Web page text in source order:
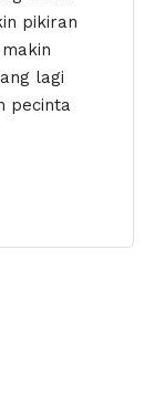
pikiran
lagi
pecinta